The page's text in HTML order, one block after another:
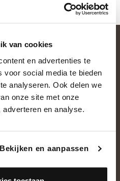
van cookies
en advertenties te
voor social media te bieden
analyseren. Ook delen we
onze site met onze
en analyse.
Bekijken en aanpassen